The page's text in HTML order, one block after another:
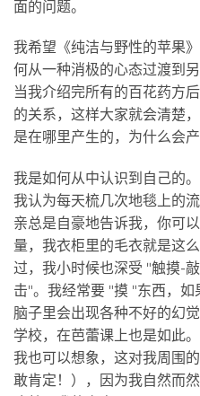
面的问题。
我希望《纯洁与野性的苹果
何从一种消极的心态过渡到
当我介绍完所有的百花药方
的关系，这样大家就会清楚
是在哪里产生的，为什么会产
我是如何从中认识到自己的。
我认为每天梳几次地毯上的
亲总是自豪地告诉我，你可
量，我衣柜里的毛衣就是这
过，我小时候也深受 "触摸-
击"。我经常要 "摸 "东西，如
脑子里会出现各种不好的幻
学校，在芭蕾课上也是如此。
我也可以想象，这对我周围
敢肯定！），因为我自然而